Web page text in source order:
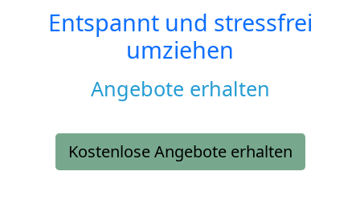
Entspannt und stressfrei
umziehen
Angebote erhalten
Kostenlose Angebote erhalten